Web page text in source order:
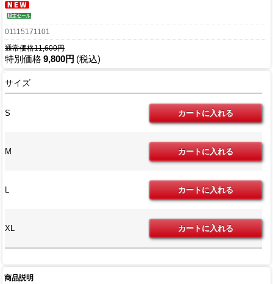
01115171101
通常価格11,600円
特別価格 9,800円 (税込)
サイズ
S
M
L
XL
商品説明